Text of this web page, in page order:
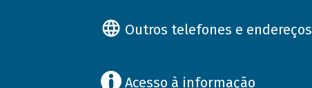
Outros telefones e endereços
Acesso à informação